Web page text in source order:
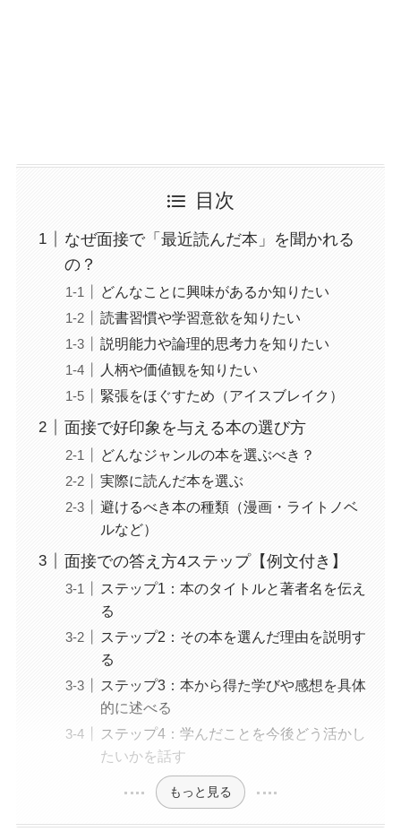
目次
なぜ面接で「最近読んだ本」を聞かれる
の？
どんなことに興味があるか知りたい
読書習慣や学習意欲を知りたい
説明能力や論理的思考力を知りたい
人柄や価値観を知りたい
緊張をほぐすため（アイスブレイク）
面接で好印象を与える本の選び方
どんなジャンルの本を選ぶべき？
実際に読んだ本を選ぶ
避けるべき本の種類（漫画・ライトノベ
ルなど）
面接での答え方4ステップ【例文付き】
ステップ1：本のタイトルと著者名を伝え
る
ステップ2：その本を選んだ理由を説明す
る
ステップ3：本から得た学びや感想を具体
的に述べる
ステップ4：学んだことを今後どう活かし
たいかを話す
もっと見る